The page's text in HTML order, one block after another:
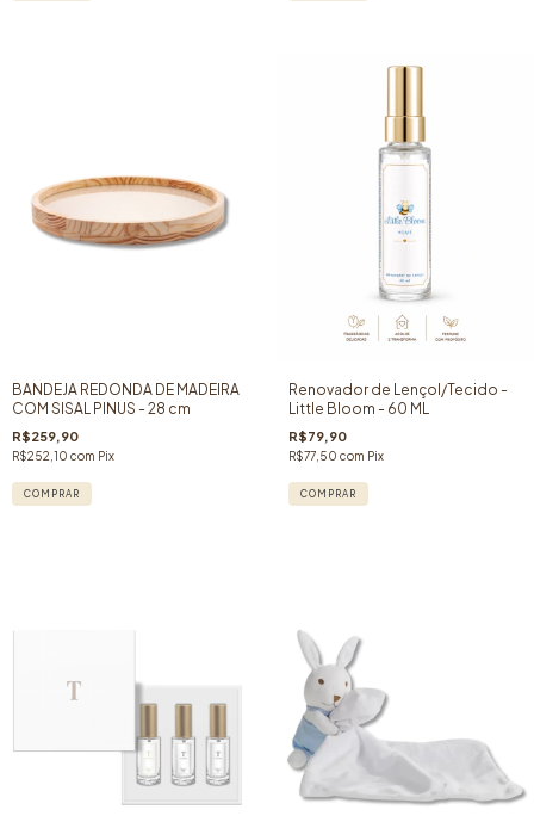
BANDEJA REDONDA DE MADEIRA
COM SISAL PINUS - 28 cm
R$259,90
R$252,10 com Pix
Renovador de Lençol/Tecido -
Little Bloom - 60 ML
R$79,90
R$77,50 com Pix